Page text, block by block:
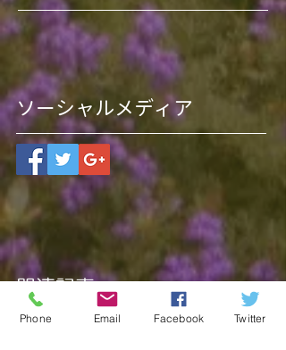
ソーシャルメディア
関連記事
Phone Email Facebook Twitter